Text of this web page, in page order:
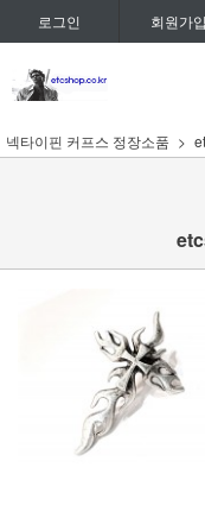
로그인 회원가입
넥타이핀 커프스 정장소품